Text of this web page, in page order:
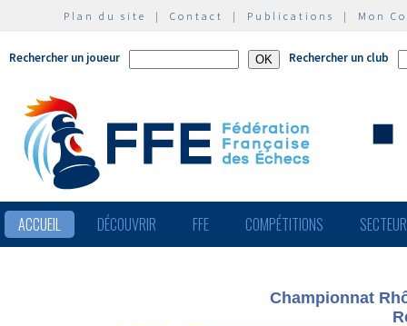
Plan du site | Contact | Publications | Mon
Rechercher un joueur Rechercher un club
ACCUEIL DÉCOUVRIR FFE COMPÉTITIONS
Championnat